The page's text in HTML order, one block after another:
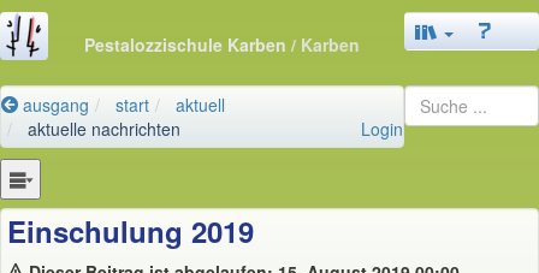
Pestalozzischule Karben / Karben
ausgang start
aktuell
aktuelle nachrichten
Login
Einschulung 2019